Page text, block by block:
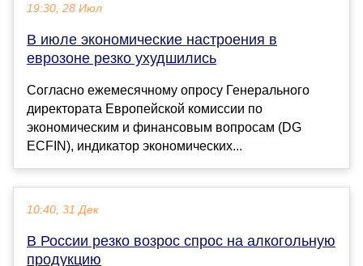
19:30, 28 Июл
В июле экономические настроения в
еврозоне резко ухудшились
Согласно ежемесячному опросу Генерального
директората Европейской комиссии по
экономическим и финансовым вопросам (DG
ECFIN), индикатор экономических...
10:40, 31 Дек
В России резко возрос спрос на алкогольную
продукцию